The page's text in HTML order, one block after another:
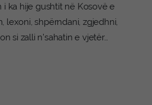
i ka hije gushtit në Kosovë e
lexoni, shpërndani, zgjedhni,
si zalli n’sahatin e vjetër…